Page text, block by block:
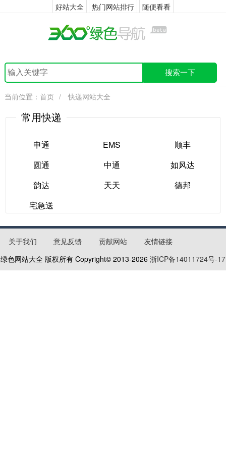
好站大全 热门网站排行 随便看看
搜索一下
当前位置： 首页 / 快递网站大全
常用快递
申通
申通
EMS
EMS
顺丰
顺丰
圆通
圆通
中通
中通
如风达
如风达
韵达
韵达
天天
德邦
宅急送
宅急送
关于我们 意见反馈 贡献网站
友情链接
绿色网站大全 版权所有 Copyright© 2013-2026 浙ICP备14011724号-17